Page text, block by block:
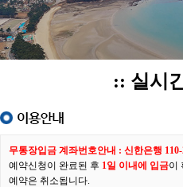
:: 실시
무통장입금 계좌번호안내 : 신한은행
예약신청이 완료된 후 1일 이내에 입금이
예약은 취소됩니다.